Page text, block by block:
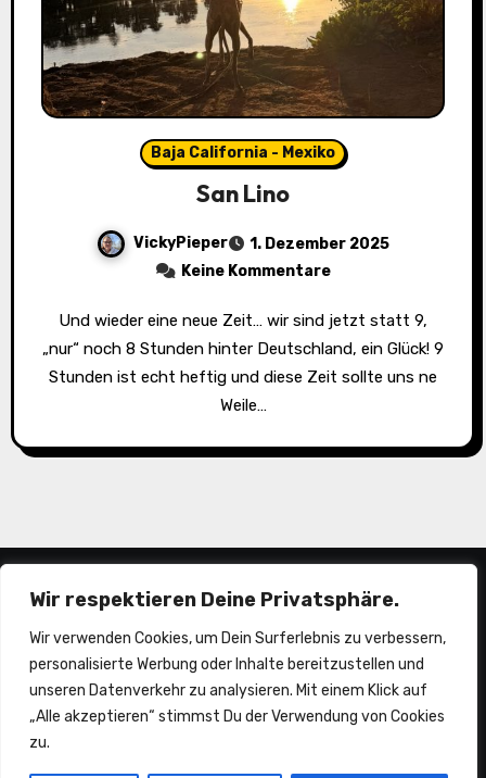
Wir respektieren Deine Privatsphäre.
Wir verwenden Cookies, um Dein Surferlebnis zu verbessern,
personalisierte Werbung oder Inhalte bereitzustellen und
unseren Datenverkehr zu analysieren. Mit einem Klick auf
„Alle akzeptieren“ stimmst Du der Verwendung von Cookies
zu.
Baja California - Mexiko
San Lino
VickyPieper
1. Dezember 2025
Keine Kommentare
Und wieder eine neue Zeit… wir sind jetzt statt 9,
„nur“ noch 8 Stunden hinter Deutschland, ein Glück! 9
Stunden ist echt heftig und diese Zeit sollte uns ne
Weile…